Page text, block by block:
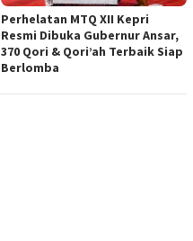
Perhelatan MTQ XII Kepri
Resmi Dibuka Gubernur Ansar,
370 Qori & Qori’ah Terbaik Siap
Berlomba